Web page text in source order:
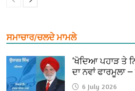
ਸਮਾਚਾਰ/ਚਲਦੇ ਮਾਮਲੇ
‘ਖੋਦਿਆ ਪਹਾੜ ਤੇ
ਦਾ ਨਵਾਂ ਫਾਰਮੂਲਾ
6 July 2026